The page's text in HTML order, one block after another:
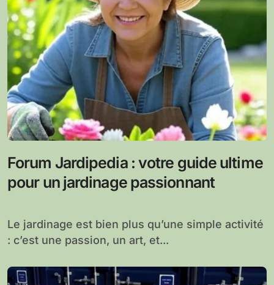
Forum Jardipedia : votre guide ultime
pour un jardinage passionnant
Le jardinage est bien plus qu’une simple activité
: c’est une passion, un art, et...